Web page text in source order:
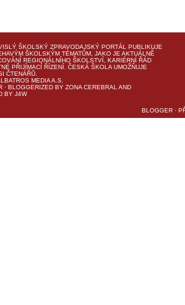
ŠKOLSKÝ ZPRAVODAJSKÝ PORTÁL PUBLIKUJE
ŠKOLSKÝM TÉMATŮM, JAKO JE AKTUÁLNĚ
REGIONÁLNÍHO ŠKOLSTVÍ, KARIÉRNÍ ŘÁD
PŘIJÍMACÍ ŘÍZENÍ. ČESKÁ ŠKOLA UMOŽŇUJE
ČTENÁŘŮ.
MEDIA A.S.
· BLOGGERIZED BY ZONA CEREBRAL AND
BY J4W
BLOGGER ·